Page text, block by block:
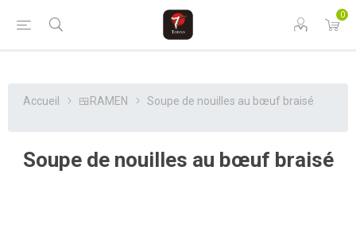
0
Accueil 🍱RAMEN Soupe de nouilles au bœuf braisé
Soupe de nouilles au bœuf braisé